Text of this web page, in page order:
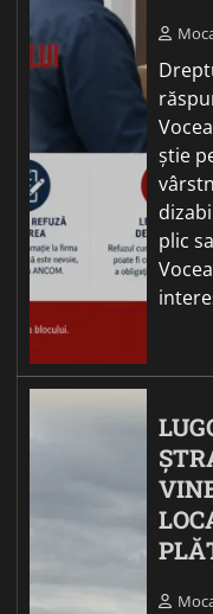
știe
plic